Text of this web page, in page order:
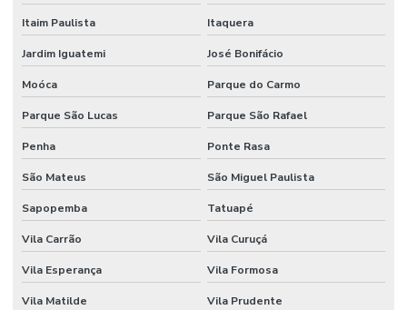
Itaim Paulista Itaquera
Jardim Iguatemi José Bonifácio
Moóca Parque do Carmo
Parque São Lucas Parque São Rafael
Penha Ponte Rasa
São Mateus São Miguel Paulista
Sapopemba Tatuapé
Vila Carrão Vila Curuçá
Vila Esperança Vila Formosa
Vila Matilde
Vila Prudente